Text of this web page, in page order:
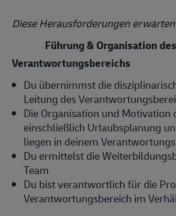
Diese Herausforderungen
Führung & Organisation des
Verantwortungsbereichs
Du übernimmst die
Leitung des
Die Organisation und Motivation
einschließlich Urlaubsplanung
liegen in deinem
Du ermittelst die
Team
Du bist verantwortlich für die
Verantwortungsbereich im